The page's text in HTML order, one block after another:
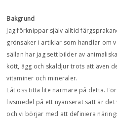
Bakgrund
Jag förknippar själv alltid
grönsaker i artiklar som handlar om
sällan har jag sett bilder av
kött, ägg och skaldjur trots att även
vitaminer och mineraler.
Låt oss titta lite närmare på detta.
livsmedel på ett nyanserat sätt är
och vi börjar med att definiera